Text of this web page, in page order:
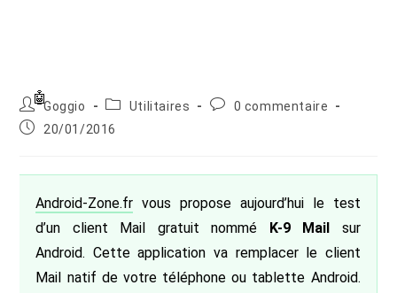
Auteur/autrice
de
la
Goggio
PostUtilitaires
Commentaires
0 commentaire
Publication
20/01/2016
Android-Zone.fr vous propose aujourd’hui le test
d’un client Mail gratuit nommé K-9 Mail sur
Android. Cette application va remplacer le client
Mail natif de votre téléphone ou tablette Android.